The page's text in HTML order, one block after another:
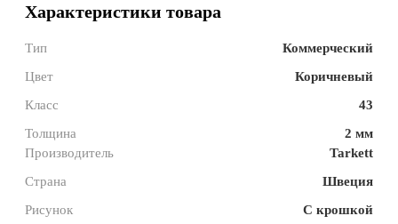
Характеристики товара
Тип
Коммерческий
Цвет
Коричневый
Класс
43
Толщина
2 мм
Производитель
Tarkett
Страна
Швеция
Рисунок
С крошкой